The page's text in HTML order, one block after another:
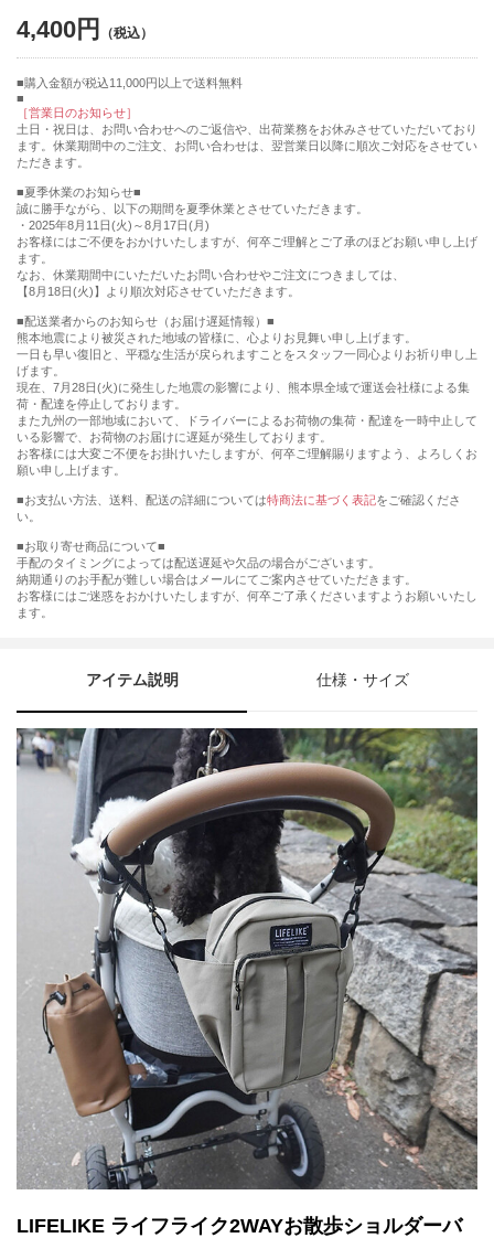
4,400円
購入金額が税込11,000円以上で送料無料
［営業日のお知らせ］
土日・祝日は、お問い合わせへのご返信や、出荷業務をお休みさせていただいており
ます。休業期間中のご注文、お問い合わせは、翌営業日以降に順次ご対応をさせてい
ただきます。
■夏季休業のお知らせ■
誠に勝手ながら、以下の期間を夏季休業とさせていただきます。
・2025年8月11日(火)～8月17日(月)
お客様にはご不便をおかけいたしますが、何卒ご理解とご了承のほどお願い申し上げ
ます。
なお、休業期間中にいただいたお問い合わせやご注文につきましては、
【8月18日(火)】より順次対応させていただきます。
■配送業者からのお知らせ（お届け遅延情報）■
熊本地震により被災された地域の皆様に、心よりお見舞い申し上げます。
一日も早い復旧と、平穏な生活が戻られますことをスタッフ一同心よりお祈り申し上
げます。
現在、7月28日(火)に発生した地震の影響により、熊本県全域で運送会社様による集
荷・配達を停止しております。
また九州の一部地域において、ドライバーによるお荷物の集荷・配達を一時中止して
いる影響で、お荷物のお届けに遅延が発生しております。
お客様には大変ご不便をお掛けいたしますが、何卒ご理解賜りますよう、よろしくお
願い申し上げます。
■お支払い方法、送料、配送の詳細については特商法に基づく表記をご確認くださ
い。
■お取り寄せ商品について■
手配のタイミングによっては配送遅延や欠品の場合がございます。
納期通りのお手配が難しい場合はメールにてご案内させていただきます。
お客様にはご迷惑をおかけいたしますが、何卒ご了承くださいますようお願いいたし
ます。
アイテム説明 仕様・サイズ
LIFELIKE ライフライク2WAYお散歩ショルダーバ